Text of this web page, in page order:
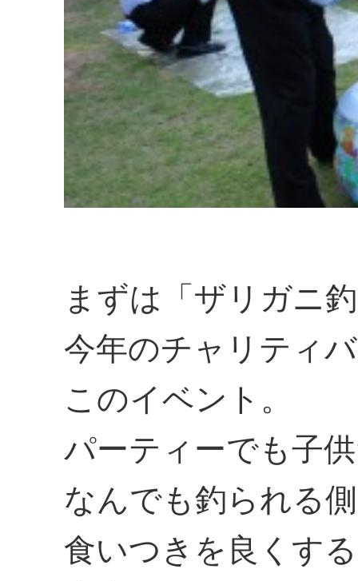
まずは「ザリガニ
今年のチャリティ
このイベント。
パーティーでも子
なんでも釣られる
食いつきを良くす